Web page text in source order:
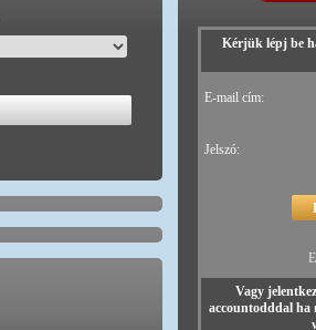
Kérjük lépj be
E-mail cím:
Jelszó:
Vagy
accountodddal ha